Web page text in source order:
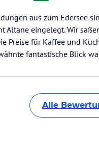
aus zum Edersee
Altane eingelegt. Wir
Preise für Kaffee und
fantastische Blick
Alle